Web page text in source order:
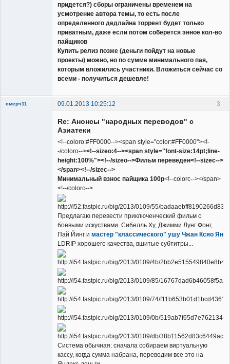
придется?) сборы ограничены временем на
усмотрение автора темы, то есть после
определенного дедлайна торрент будет только
приватным, даже если потом соберется энное кол-во
пайщиков
Купить релиз позже (деньги пойдут на новые
проекты) можно, но по сумме минимального пая,
которым вложились участники. Вложиться сейчас со
всеми - получиться дешевле!
3
смерч11
09.01.2013 10:25:12
Re: Анонсы "народных переводов" с
Азиатеки
<!--coloro:#FF0000--><span style="color:#FF0000"><!-
-/coloro--><!--sizeo:4--><span style="font-size:14pt;line-
height:100%"><!--/sizeo-->Фильм переведен<!--sizec-->
</span><!--/sizec-->
Минимальный взнос пайщика 100р<!--colorc--></span>
<!--/colorc-->
Предлагаю перевести приключенческий фильм с
боевыми искуствами. Сибелль Ху, Джимми Лунг Фонг,
Пай Йинг и мастер "классического" ушу Чжан Ксяо Ян
LDRIP хорошего качества, вшитые субтитры...
Система обычная: сначала собираем виртуальную
кассу, когда сумма набрана, переводим все это на